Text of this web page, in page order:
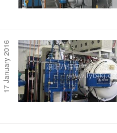
17 January 2016